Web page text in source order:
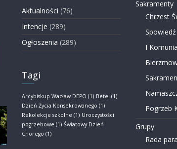
Aktualności (76)
Intencje (289)
Ogłoszenia (289)
Tagi
Arcybiskup Wacław DEPO (1) Betel (1)
Dzień Życia Konsekrowanego (1)
Rekolekcje szkolne (1) Uroczystości
pogrzebowe (1) Światowy Dzień
Chorego (1)
Sakramenty
Chrzest
I
Pogrzeb
Grupy
Rada